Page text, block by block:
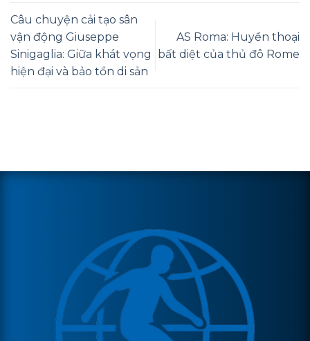
Câu chuyện cải tạo sân
vận động Giuseppe
Sinigaglia: Giữa khát vọng
hiện đại và bảo tồn di sản
AS Roma: Huyền thoại
bất diệt của thủ đô Rome